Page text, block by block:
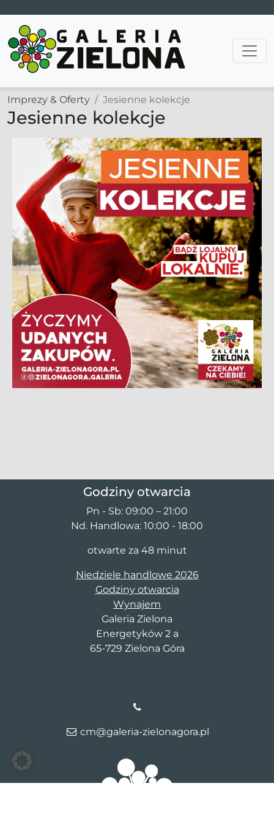
Main Navigation
Imprezy & Oferty Jesienne kolekcje
Jesienne kolekcje
Godziny otwarcia
Pn - Sb: 09:00 – 21:00
Nd. Handlowa: 10:00 - 18:00
otwarte za 48 minut
Niedziele handlowe 2026
Godziny otwarcia
Wynajem
Galeria Zielona
Energetyków 2 a
65-729 Zielona Góra
cm@galeria-zielonagora.pl